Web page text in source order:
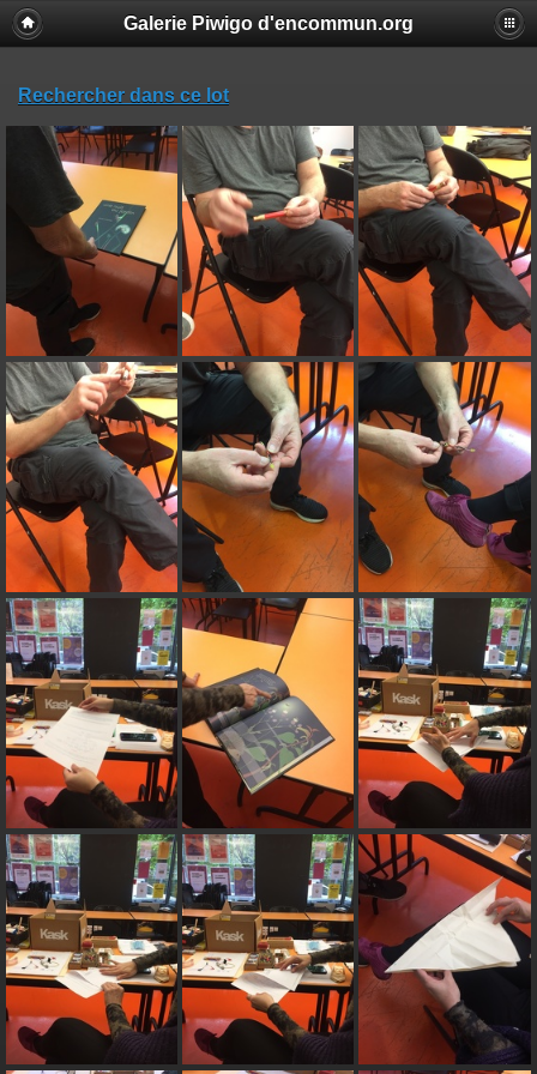
Galerie Piwigo d'encommun.org
Rechercher dans ce lot